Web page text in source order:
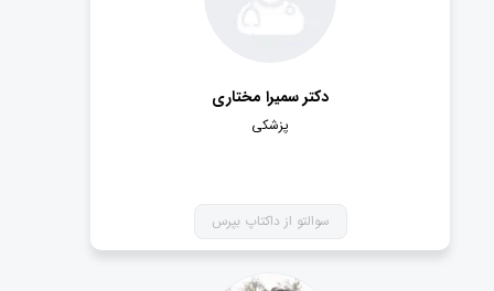
دکتر سمیرا مختاری
پزشکی
سوالتو از داکتاپ بپرس